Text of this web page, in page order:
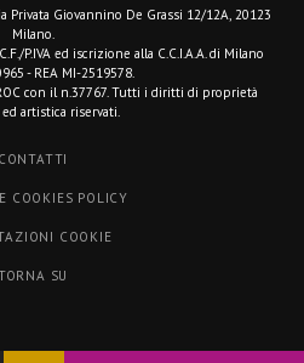
Privata Giovannino De Grassi 12/12A, 20123
Milano.
P.IVA ed iscrizione alla C.C.I.A.A. di Milano
- REA MI-2519578.
con il n.37767. Tutti i diritti di proprietà
artistica riservati.
CONTATTI
COOKIES POLICY
COOKIE
SU